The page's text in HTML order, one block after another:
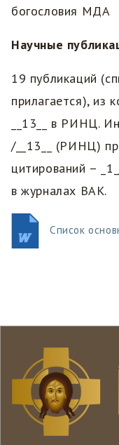
богословия МДА
Научные
19 публикаций
прилагается), из
__13__ в РИНЦ.
/__13__ (РИНЦ)
цитирований –
в журналах ВАК.
Список